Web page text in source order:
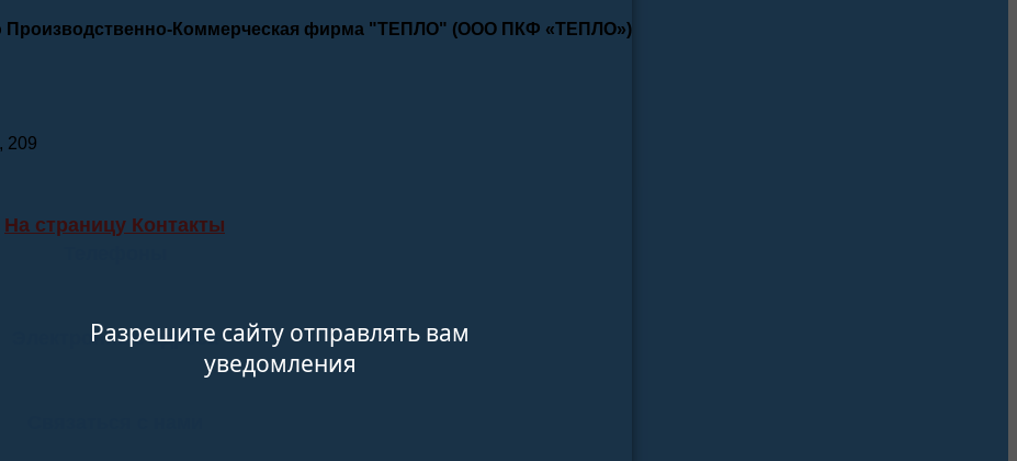
Разрешите сайту отправлять вам
уведомления
Производственно-Коммерческая фирма "ТЕПЛО" (ООО ПКФ «ТЕПЛО»)
209
На страницу Контакты
Электронные адреса